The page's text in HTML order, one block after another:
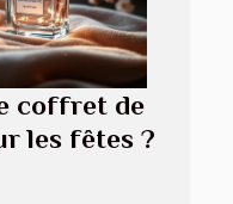
coffret de
les fêtes ?